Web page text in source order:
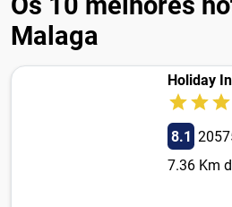
Malaga
8.1
7.36 Km